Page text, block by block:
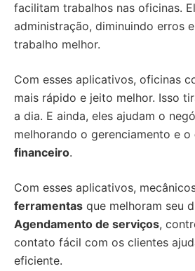
facilitam trabalhos nas oficinas.
administração, diminuindo erros
trabalho melhor.
Com esses aplicativos, oficinas
mais rápido e jeito melhor. Isso
a dia. E ainda, eles ajudam o
melhorando o gerenciamento e o
financeiro.
Com esses aplicativos,
ferramentas que melhoram seu
Agendamento de serviços,
contato fácil com os clientes
eficiente.